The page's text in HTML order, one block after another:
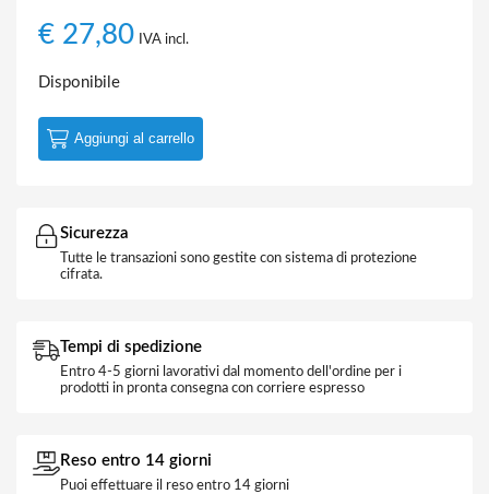
€ 27,80 IVA incl.
Disponibile
Aggiungi al carrello
Sicurezza
Tutte le transazioni sono gestite con sistema di protezione
cifrata.
Tempi di spedizione
Entro 4-5 giorni lavorativi dal momento dell'ordine per i
prodotti in pronta consegna con corriere espresso
Reso entro 14 giorni
Puoi effettuare il reso entro 14 giorni